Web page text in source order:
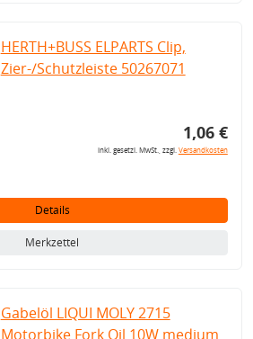
HERTH+BUSS ELPARTS Clip,
Zier-/Schutzleiste 50267071
1,06 €
inkl. gesetzl. MwSt., zzgl.Versandkosten
Details
Merkzettel
Gabelöl LIQUI MOLY 2715
Motorbike Fork Oil 10W medium